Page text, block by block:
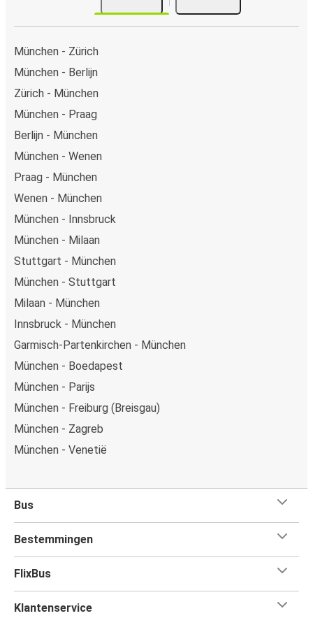
München - Zürich
München - Berlijn
Zürich - München
München - Praag
Berlijn - München
München - Wenen
Praag - München
Wenen - München
München - Innsbruck
München - Milaan
Stuttgart - München
München - Stuttgart
Milaan - München
Innsbruck - München
Garmisch-Partenkirchen - München
München - Boedapest
München - Parijs
München - Freiburg (Breisgau)
München - Zagreb
München - Venetië
Bus
Bestemmingen
FlixBus
Klantenservice